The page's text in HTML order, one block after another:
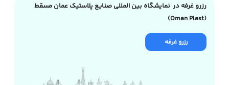
رزرو غرفه در نمایشگاه بین المللی صنایع پلاستیک عمان مسقط
(Oman Plast)
رزرو غرفه